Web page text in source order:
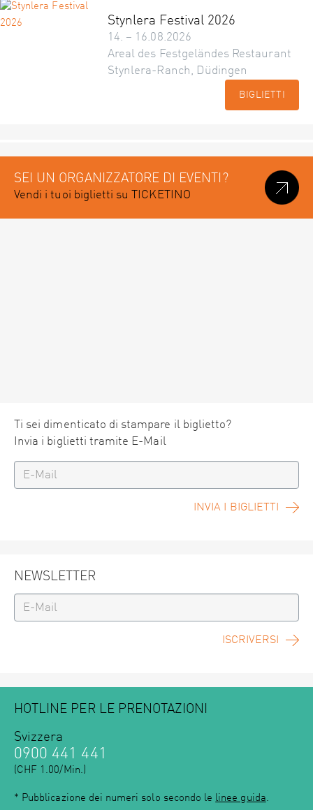
Stynlera Festival 2026
14. – 16.08.2026
Areal des Festgeländes Restaurant
Stynlera-Ranch, Düdingen
BIGLIETTI
SEI UN ORGANIZZATORE DI EVENTI?
Vendi i tuoi biglietti su TICKETINO
Ti sei dimenticato di stampare il biglietto?
Invia i biglietti tramite E-Mail
INVIA I BIGLIETTI
NEWSLETTER
ISCRIVERSI
HOTLINE PER LE PRENOTAZIONI
Svizzera
0900 441 441
(CHF 1.00/Min.)
* Pubblicazione dei numeri solo secondo le linee guida.